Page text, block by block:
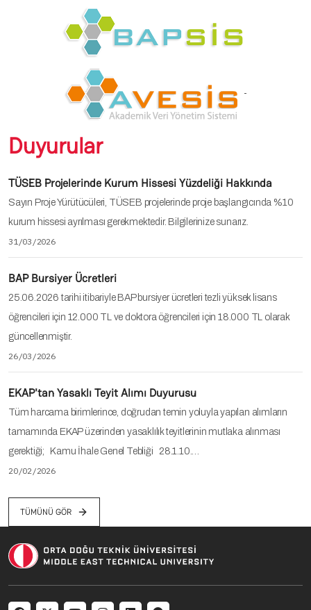
Duyurular
TÜSEB Projelerinde Kurum Hissesi Yüzdeliği Hakkında
Sayın Proje Yürütücüleri, TÜSEB projelerinde proje başlangıcında %10
kurum hissesi ayrılması gerekmektedir. Bilgilerinize sunarız.
31/03/2026
BAP Bursiyer Ücretleri
25.06.2026 tarihi itibariyle BAP bursiyer ücretleri tezli yüksek lisans
öğrencileri için 12.000 TL ve doktora öğrencileri için 18.000 TL olarak
güncellenmiştir.
26/03/2026
EKAP'tan Yasaklı Teyit Alımı Duyurusu
Tüm harcama birimlerince, doğrudan temin yoluyla yapılan alımların
tamamında EKAP üzerinden yasaklılık teyitlerinin mutlaka alınması
gerektiği; Kamu İhale Genel Tebliği 28.1.10.…
20/02/2026
TÜMÜNÜ GÖR